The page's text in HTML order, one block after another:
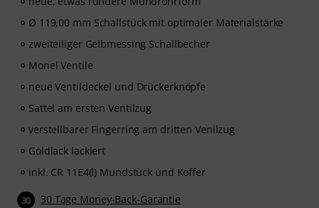
Rhythmus. Ergreife jetzt die Chance, deiner
Trompetenfähigkeiten flexibel, effektiv und mit Freude
zu entwickeln – zu jeder Zeit, an jedem Ort. Keine
automatische Verlängerung!
Ø 119,00 mm Schallstück mit optimaler Materialstärke
zweiteiliger Gelbmessing Schallbecher
Monel Ventile
neue Ventildeckel und Drückerknöpfe
Sattel am ersten Ventilzug
verstellbarer Fingerring am dritten Venilzug
Goldlack lackiert
inkl. CR 11E4(l) Mundstück und Koffer
30 30 Tage Money-Back-Garantie